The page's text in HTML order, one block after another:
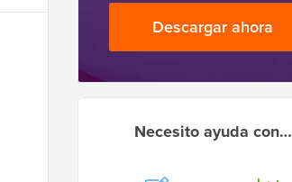
Descargar ahora
Necesito ayuda con…